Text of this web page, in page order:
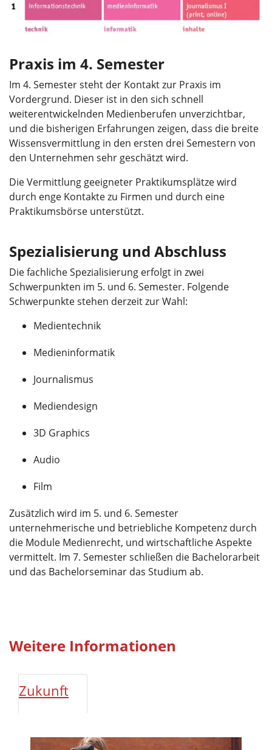
Praxis im 4. Semester
Im 4. Semester steht der Kontakt zur Praxis im
Vordergrund. Dieser ist in den sich schnell
weiterentwickelnden Medienberufen unverzichtbar,
und die bisherigen Erfahrungen zeigen, dass die breite
Wissensvermittlung in den ersten drei Semestern von
den Unternehmen sehr geschätzt wird.
Die Vermittlung geeigneter Praktikumsplätze wird
durch enge Kontakte zu Firmen und durch eine
Praktikumsbörse unterstützt.
Spezialisierung und Abschluss
Die fachliche Spezialisierung erfolgt in zwei
Schwerpunkten im 5. und 6. Semester. Folgende
Schwerpunkte stehen derzeit zur Wahl:
Medientechnik
Medieninformatik
Journalismus
Mediendesign
3D Graphics
Audio
Film
Zusätzlich wird im 5. und 6. Semester
unternehmerische und betriebliche Kompetenz durch
die Module Medienrecht, und wirtschaftliche Aspekte
vermittelt. Im 7. Semester schließen die Bachelorarbeit
und das Bachelorseminar das Studium ab.
Weitere Informationen
Zukunft